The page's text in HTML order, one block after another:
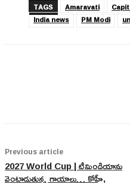
TAGS Amaravati
India news
PM Modi
Previous article
2027 World Cup | టీమిండియాను
వెంటాడుతున్న గాయాలు… కోహ్లీ,